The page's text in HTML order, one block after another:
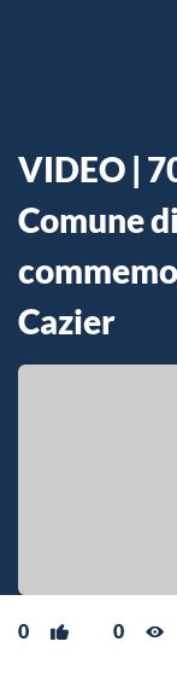
VIDEO |
Comune
Cazier
0 0